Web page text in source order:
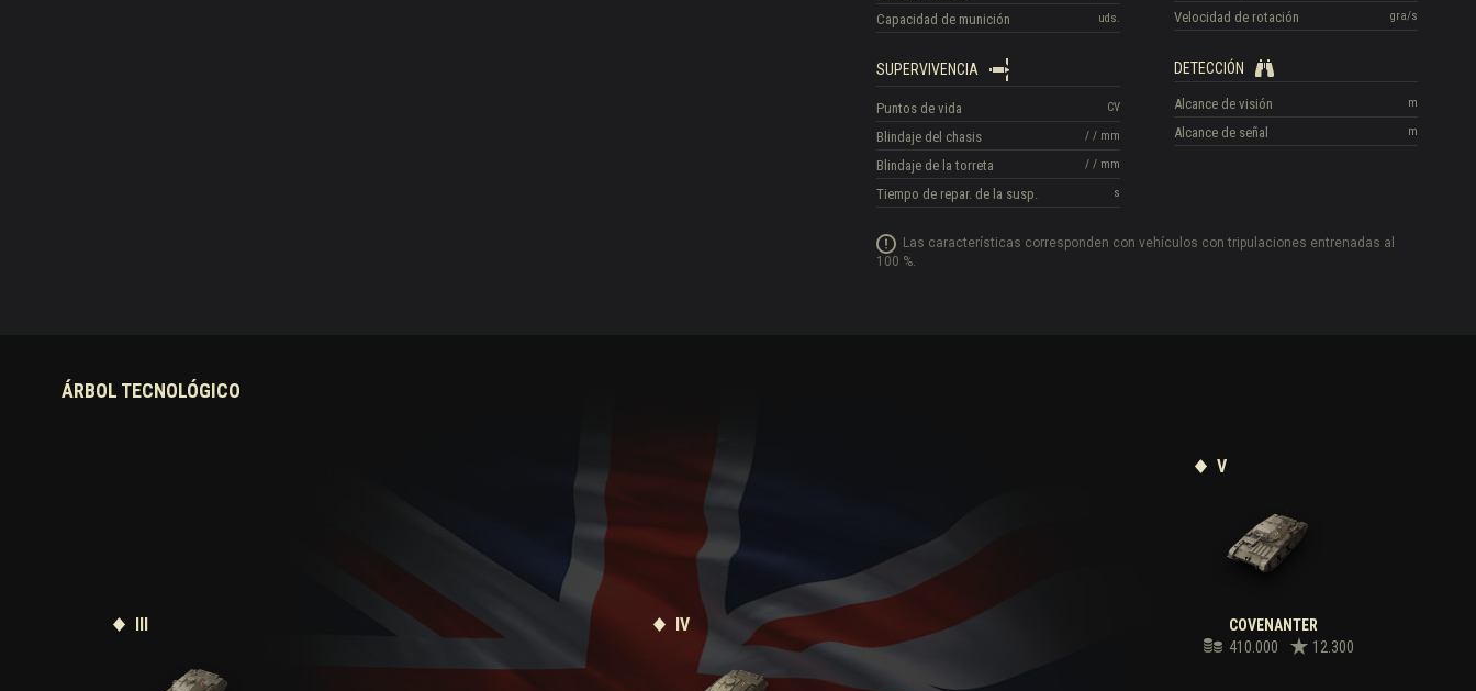
uds.
Capacidad de munición gra/s
Velocidad de rotación
SUPERVIVENCIA
CV
Puntos de vida
/ / mm
Blindaje del chasis
/ / mm
Blindaje de la torreta
s
Tiempo de repar. de la susp.
DETECCIÓN
m
Alcance de visión
m
Alcance de señal
Las características corresponden con vehículos con tripulaciones entrenadas al
100 %.
ÁRBOL TECNOLÓGICO
III IV
COVENANTER
410.000
12.300
V